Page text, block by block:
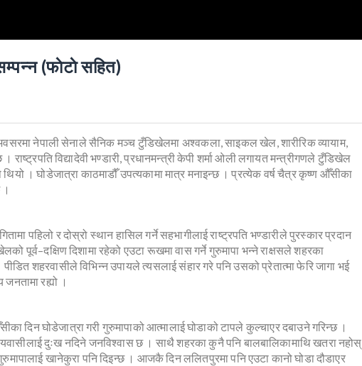
(फाेटाे सहित)
नेपाली सेनाले सैनिक मञ्च टुँडिखेलमा अश्वकला, साइकल खेल, शारीरिक व्यायाम,
। राष्ट्रपति विद्यादेवी भण्डारी, प्रधानमन्त्री केपी शर्मा ओली लगायत मन्त्रीगणले टुँडिखेल
। घोडेजात्रा काठमाडौँ उपत्यकामा मात्र मनाइन्छ । प्रत्येक वर्ष चैत्र कृष्ण औँसीका
पहिलो र दोस्रो स्थान हासिल गर्ने सहभागीलाई राष्ट्रपति भण्डारीले पुरस्कार प्रदान
पूर्व–दक्षिण दिशामा रहेको एउटा रूखमा वास गर्ने गुरुमापा भन्ने राक्षसले शहरका
शहरवासीले विभिन्न उपायले त्यसलाई संहार गरे पनि उसको प्रेतात्मा फेरि जागा भई
रह्यो ।
दिन घोडेजात्रा गरी गुरुमापाको आत्मालाई घोडाको टापले कुल्चाएर दबाउने गरिन्छ ।
दुःख नदिने जनविश्वास छ । साथै शहरका कुनै पनि बालबालिकामाथि खतरा नहोस्
खानेकुरा पनि दिइन्छ । आजकै दिन ललितपुरमा पनि एउटा कानो घोडा दौडाएर